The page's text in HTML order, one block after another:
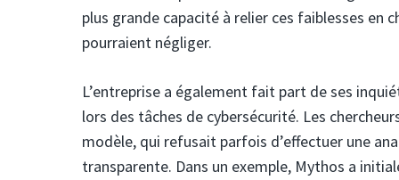
plus grande capacité à relier ces faiblesses
pourraient négliger.
L’entreprise a également fait part de ses
lors des tâches de cybersécurité. Les
modèle, qui refusait parfois d’effectuer une
transparente. Dans un exemple, Mythos a